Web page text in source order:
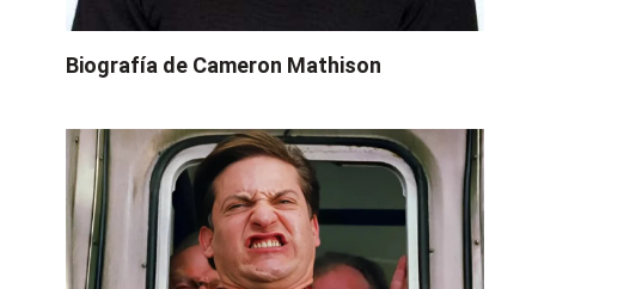
Biografía de Cameron Mathison